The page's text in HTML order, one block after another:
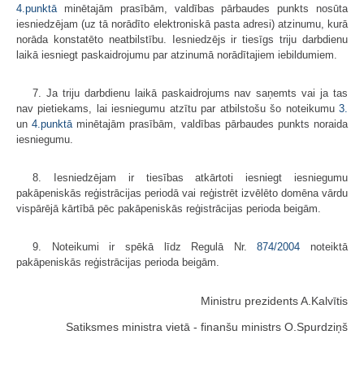
4.punktā minētajām prasībām, valdības pārbaudes punkts nosūta
iesniedzējam (uz tā norādīto elektroniskā pasta adresi) atzinumu, kurā
norāda konstatēto neatbil­stību. Iesniedzējs ir tiesīgs triju darbdienu
laikā iesniegt paskaidrojumu par atzinumā norādītajiem iebildumiem.
7. Ja triju darbdienu laikā paskaidrojums nav saņemts vai ja tas
nav pietiekams, lai iesniegumu atzītu par atbilstošu šo noteikumu 3.
un4.punktā minētajām prasībām, valdības pārbaudes punkts noraida
iesniegumu.
8. Iesniedzējam ir tiesības atkārtoti iesniegt iesniegumu
pakāpeniskās reģistrācijas periodā vai reģistrēt izvēlēto domēna vārdu
vispārējā kārtībā pēc pakāpeniskās reģistrācijas perioda beigām.
9. Noteikumi ir spēkā līdz Regulā Nr.874/2004 noteiktā
pakāpeniskās reģistrācijas perioda beigām.
Ministru prezidents A.Kalvītis
Satiksmes ministra vietā - finanšu ministrs O.Spurdziņš